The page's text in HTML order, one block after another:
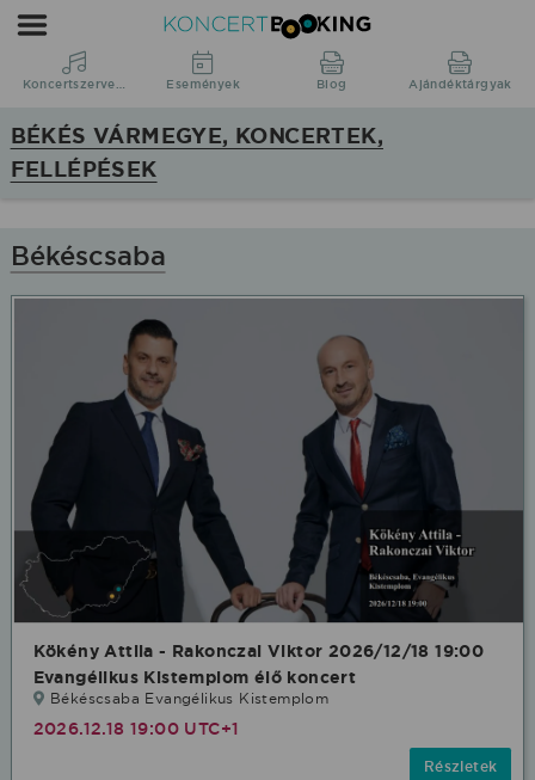
KoncertBooking
Koncertszervezés
Békés
vármegye,
fellépések
Koncertszervezés Események Blog Ajándéktárgyak
BÉKÉS VÁRMEGYE, KONCERTEK,
FELLÉPÉSEK
Békéscsaba
Kökény Attila - Rakonczai Viktor 2026/12/18 19:00
Evangélikus Kistemplom élő koncert
Békéscsaba Evangélikus Kistemplom
2026.12.18 19:00 UTC+1
Részletek